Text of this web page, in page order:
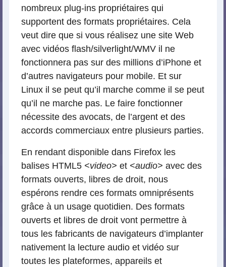
nombreux plug-ins propriétaires qui
supportent des formats propriétaires. Cela
veut dire que si vous réalisez une site Web
avec vidéos flash/silverlight/WMV il ne
fonctionnera pas sur des millions d’iPhone et
d’autres navigateurs pour mobile. Et sur
Linux il se peut qu’il marche comme il se peut
qu’il ne marche pas. Le faire fonctionner
nécessite des avocats, de l’argent et des
accords commerciaux entre plusieurs parties.
En rendant disponible dans Firefox les
balises HTML5 <video> et <audio> avec des
formats ouverts, libres de droit, nous
espérons rendre ces formats omniprésents
grâce à un usage quotidien. Des formats
ouverts et libres de droit vont permettre à
tous les fabricants de navigateurs d’implanter
nativement la lecture audio et vidéo sur
toutes les plateformes, appareils et